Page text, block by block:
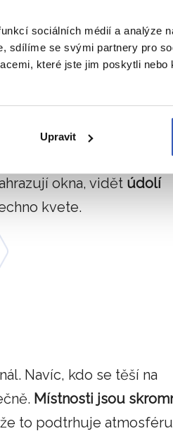
sociálních médií a analýze
sdílíme se svými partnery pro
které jste jim poskytli
Upravit
Vlastní jeskyně hradu
Ale na pohodlný život to
funět, a pak taky
velmi příjemná, je
chodbami,
okna, vidět údolí
kvete.
Navíc, kdo se těší na
Místnosti jsou
to podtrhuje atmosféru